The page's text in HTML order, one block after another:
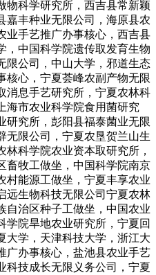
物科学研究所，西吉县常新颖
嘉丰种业无限公司，海原县农
业手艺推广办事核心，西吉县
，中国科学院遗传取发育生物
限公司，中山大学，邪道生态
核心，宁夏荟峰农副产物无限
消息手艺研究所，宁夏农林科
海市农业科学院食用菌研究
研究所，彭阳县福泰菌业无限
无限公司，宁夏农垦贺兰山生
科学院农业资本取研究所，
畜牧工做坐，中国科学院南京
村能源工做坐，宁夏丰享农业
远生物科技无限公司宁夏农林
自治区种子工做坐，中国农业
学院旱地农业研究所，宁夏回
大学，天津科技大学，浙江大
广办事核心，盐池县农业手艺
科技成长无限义务公司，宁夏